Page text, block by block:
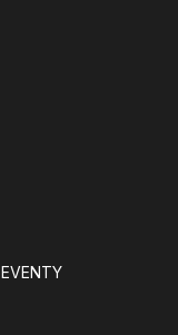
EVENTY